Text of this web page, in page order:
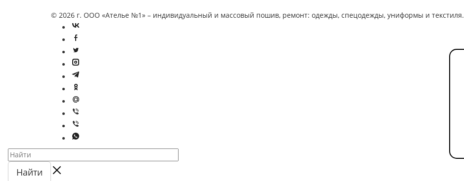
© 2026 г. ООО «Ателье №1» – индивидуальный и массовый пошив, ремонт: одежды, спецодежды, униформы и текстиля.
Найти